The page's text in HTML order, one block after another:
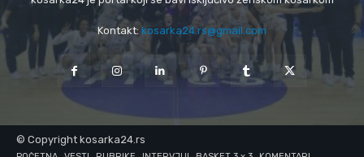
Kontakt: kosarka24.rs@gmail.com
© Copyright kosarka24.rs